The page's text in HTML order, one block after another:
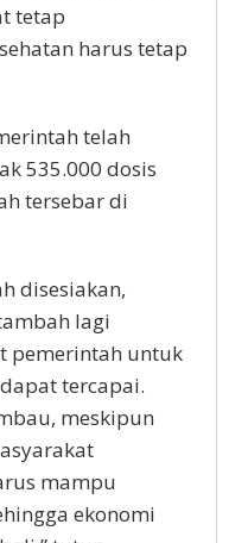
tetap
harus tetap
telah
535.000 dosis
tersebar di
disesiakan,
lagi
pemerintah untuk
tercapai.
meskipun
mampu
ekonomi